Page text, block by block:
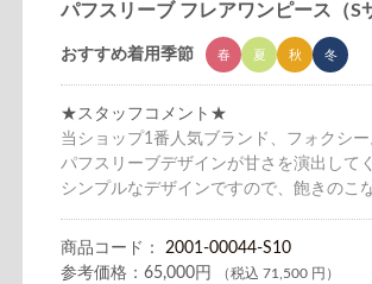
パフスリーブ フレアワンピース（S
おすすめ着用季節 春 夏 秋 冬
★スタッフコメント★
当ショップ1番人気ブランド、フォクシー
パフスリーブデザインが甘さを演出して
シンプルなデザインですので、飽きのこ
商品コード： 2001-00044-S10
参考価格： 65,000円 （税込 71,500 円）